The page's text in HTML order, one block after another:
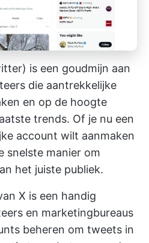
is een goudmijn aan
die aantrekkelijke
en op de hoogte
trends. Of je nu een
account wilt aanmaken
snelste manier om
het juiste publiek.
X is een handig
en marketingbureaus
beheren om tweets in